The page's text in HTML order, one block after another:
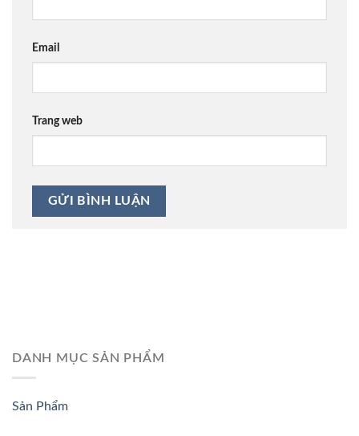
Email
Trang web
DANH MỤC SẢN PHẨM
Sản Phẩm